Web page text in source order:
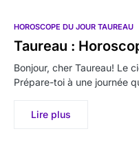
HOROSCOPE DU JOUR TAUREAU
Taureau :
Bonjour, cher Taureau! Le
Prépare-toi à une journée
Lire plus